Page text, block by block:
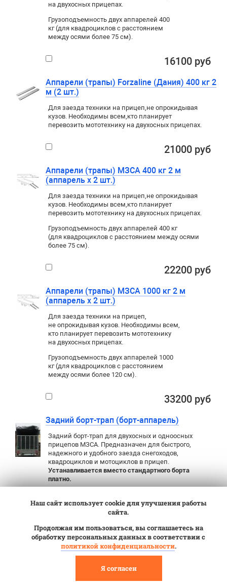
на двухосных прицепах.
Грузоподъемность двух аппарелей 400
кг (для квадроциклов с расстоянием
между осями более 75 см).
16100 руб
Аппарели (трапы) Forzaline (Дания) 400 кг 2
м (2 шт.)
Для заезда техники на прицеп,не опрокидывая
кузов. Необходимы всем,кто планирует
перевозить мототехнику на двухосных прицепах.
21000 руб
Аппарели (трапы) МЗСА 400 кг 2 м
(аппарель х 2 шт.)
Для заезда техники на прицеп,не опрокидывая
кузов. Необходимы всем,кто планирует
перевозить мототехнику на двухосных прицепах.
Грузоподъемность двух аппарелей 400 кг
(для квадроциклов с расстоянием между осями
более 75 см).
22200 руб
Аппарели (трапы) МЗСА 1000 кг 2 м
(аппарель х 2 шт.)
Для заезда техники на прицеп,
не опрокидывая кузов. Необходимы всем,
кто планирует перевозить мототехнику
на двухосных прицепах.
Грузоподъемность двух аппарелей 1000
кг (для квадроциклов с расстоянием
между осями более 120 см).
33200 руб
Задний борт-трап (борт-аппарель)
Задний борт-трап для двухосных и одноосных
прицепов МЗСА. Предназначен для быстрого,
надежного и удобного заезда снегоходов,
квадроциклов и мотоциклов в прицеп.
Устанавливается вместо стандартного борта
платно.
Шириной 1,37 м 25150 руб
установкой
Шириной 1,51 м 29100 руб
Шириной 1,51 м с
Наш сайт использует cookie для улучшения работы
сайта.
Продолжая им пользоваться, вы соглашаетесь на
обработку персональных данных в соответствии с
политикой конфиденциальности.
Я согласен